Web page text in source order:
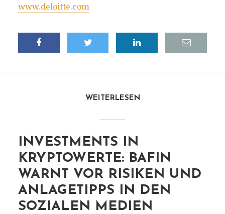
www.deloitte.com
WEITERLESEN
INVESTMENTS IN
KRYPTOWERTE: BAFIN
WARNT VOR RISIKEN UND
ANLAGETIPPS IN DEN
SOZIALEN MEDIEN